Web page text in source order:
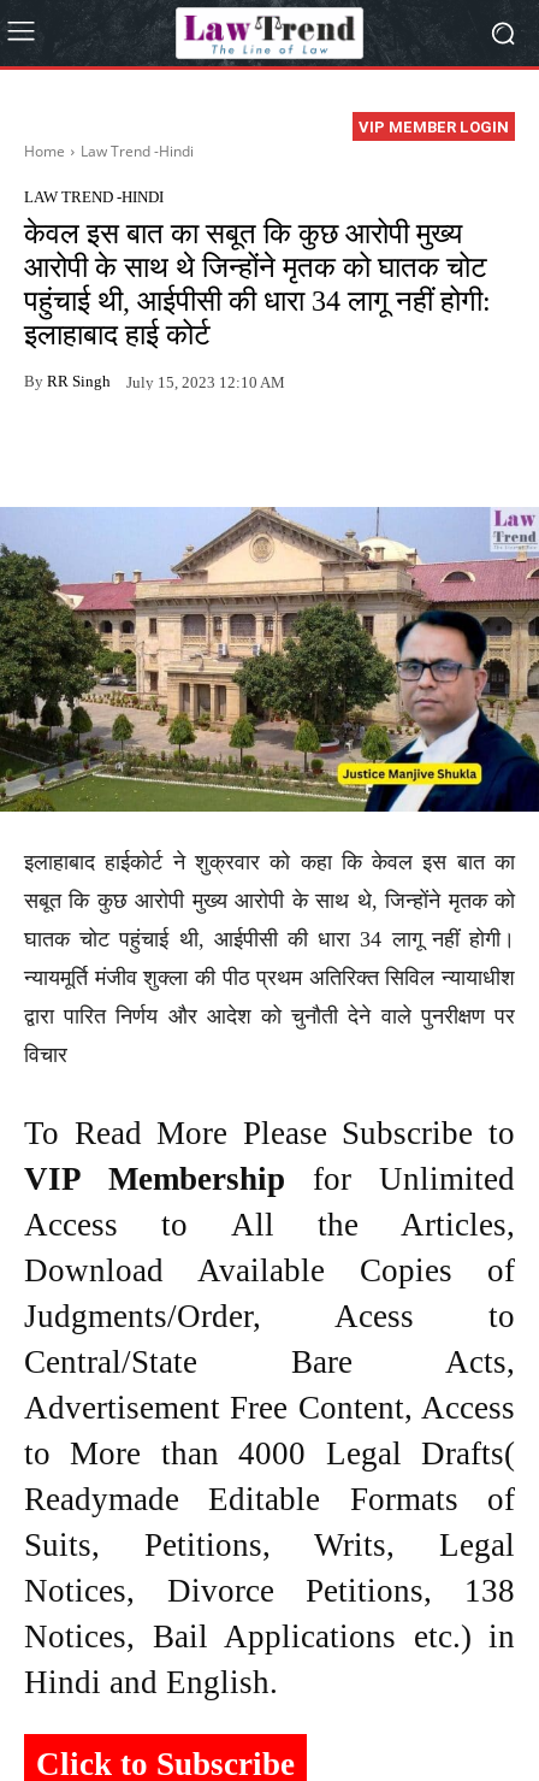
VIP MEMBER LOGIN
Home Law Trend -Hindi
LAW TREND -HINDI
केवल इस बात का सबूत कि कुछ आरोपी मुख्य
आरोपी के साथ थे जिन्होंने मृतक को घातक चोट
पहुंचाई थी, आईपीसी की धारा 34 लागू नहीं होगी:
इलाहाबाद हाई कोर्ट
By RR Singh July 15, 2023 12:10 AM
इलाहाबाद हाईकोर्ट ने शुक्रवार को कहा कि केवल इस बात का
सबूत कि कुछ आरोपी मुख्य आरोपी के साथ थे, जिन्होंने मृतक को
घातक चोट पहुंचाई थी, आईपीसी की धारा 34 लागू नहीं होगी।
न्यायमूर्ति मंजीव शुक्ला की पीठ प्रथम अतिरिक्त सिविल न्यायाधीश
द्वारा पारित निर्णय और आदेश को चुनौती देने वाले पुनरीक्षण पर
विचार
To Read More Please Subscribe to
VIP Membership for Unlimited
Access to All the Articles,
Download Available Copies of
Judgments/Order, Acess to
Central/State Bare Acts,
Advertisement Free Content, Access
to More than 4000 Legal Drafts(
Readymade Editable Formats of
Suits, Petitions, Writs, Legal
Notices, Divorce Petitions, 138
Notices, Bail Applications etc.) in
Hindi and English.
Click to Subscribe